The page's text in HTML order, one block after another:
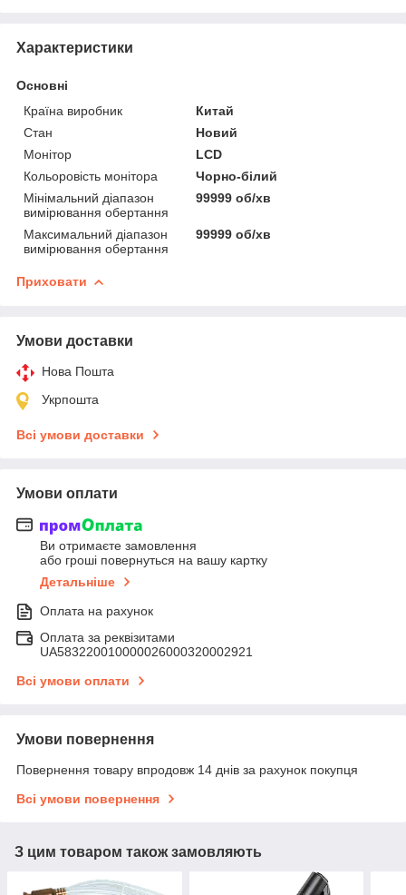
Характеристики
Основні
Країна виробник
Китай
Стан
Новий
Монітор
LCD
Кольоровість монітора
Чорно-білий
Мінімальний діапазон
вимірювання обертання
99999 об/хв
Максимальний діапазон
вимірювання обертання
99999 об/хв
Приховати
Умови доставки
Нова Пошта
Укрпошта
Всі умови доставки
Умови оплати
Ви отримаєте замовлення
або гроші повернуться на вашу картку
Детальніше
Оплата на рахунок
Оплата за реквізитами
UA583220010000026000320002921
Всі умови оплати
Умови повернення
Повернення товару впродовж 14 днів за рахунок покупця
Всі умови повернення
З цим товаром також замовляють